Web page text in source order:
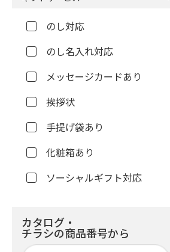
のし対応
のし名入れ対応
メッセージカードあり
挨拶状
手提げ袋あり
化粧箱あり
ソーシャルギフト対応
カタログ・
チラシの商品番号から